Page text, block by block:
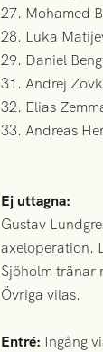
27. Mohamed
28. Luka
29. Daniel
31. Andrej
32. Elias
33. Andreas
Ej uttagna:
Gustav
axeloperation.
Sjöholm tränar
‍Övriga vilas.
Entré: Ingång